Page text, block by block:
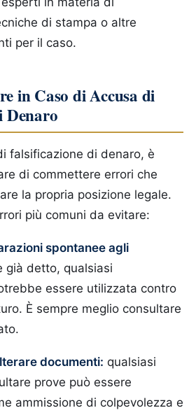
di stampa o altre
per il caso.
in Caso di Accusa di
Denaro
falsificazione di denaro, è
di commettere errori che
la propria posizione legale.
più comuni da evitare:
spontanee agli
già detto, qualsiasi
essere utilizzata contro
È sempre meglio consultare
documenti: qualsiasi
prove può essere
ammissione di colpevolezza e